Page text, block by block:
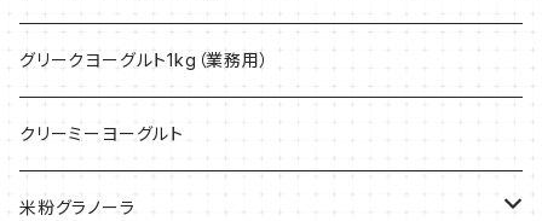
グリークヨーグルト1kg（業務用）
クリーミーヨーグルト
米粉グラノーラ